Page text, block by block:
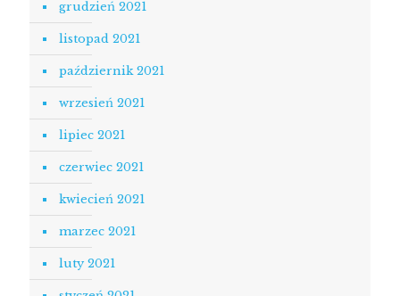
grudzień 2021
listopad 2021
październik 2021
wrzesień 2021
lipiec 2021
czerwiec 2021
kwiecień 2021
marzec 2021
luty 2021